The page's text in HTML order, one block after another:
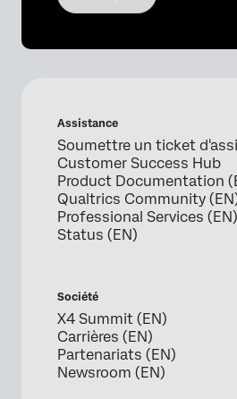
Assistance
Soumettre un ticket
Customer Success Hub
Product Documentation
Qualtrics Community
Professional Services (EN)
Status (EN)
Société
X4 Summit (EN)
Carrières (EN)
Partenariats (EN)
Newsroom (EN)